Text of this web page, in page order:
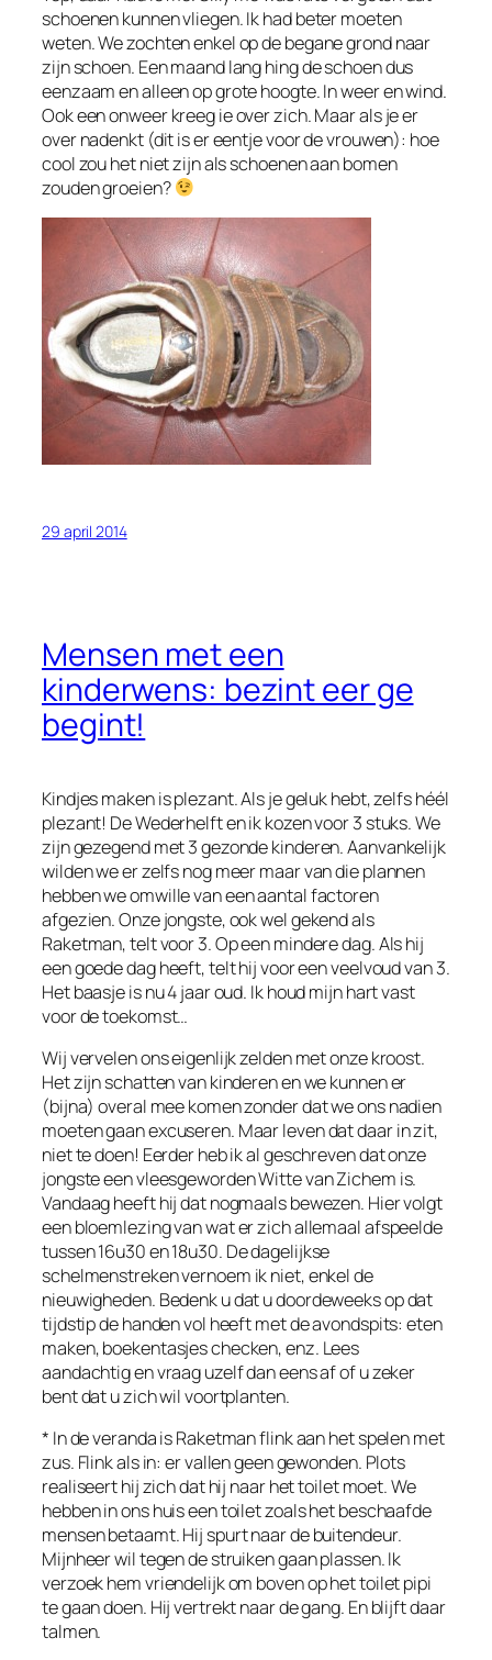
schoenen kunnen vliegen. Ik had beter moeten
weten. We zochten enkel op de begane grond naar
zijn schoen. Een maand lang hing de schoen dus
eenzaam en alleen op grote hoogte. In weer en wind.
Ook een onweer kreeg ie over zich. Maar als je er
over nadenkt (dit is er eentje voor de vrouwen): hoe
cool zou het niet zijn als schoenen aan bomen
zouden groeien?
29 april 2014
Mensen met een
kinderwens: bezint eer ge
begint!
Kindjes maken is plezant. Als je geluk hebt, zelfs héél
plezant! De Wederhelft en ik kozen voor 3 stuks. We
zijn gezegend met 3 gezonde kinderen. Aanvankelijk
wilden we er zelfs nog meer maar van die plannen
hebben we omwille van een aantal factoren
afgezien. Onze jongste, ook wel gekend als
Raketman, telt voor 3. Op een mindere dag. Als hij
een goede dag heeft, telt hij voor een veelvoud van 3.
Het baasje is nu 4 jaar oud. Ik houd mijn hart vast
voor de toekomst…
Wij vervelen ons eigenlijk zelden met onze kroost.
Het zijn schatten van kinderen en we kunnen er
(bijna) overal mee komen zonder dat we ons nadien
moeten gaan excuseren. Maar leven dat daar in zit,
niet te doen! Eerder heb ik al geschreven dat onze
jongste een vleesgeworden Witte van Zichem is.
Vandaag heeft hij dat nogmaals bewezen. Hier volgt
een bloemlezing van wat er zich allemaal afspeelde
tussen 16u30 en 18u30. De dagelijkse
schelmenstreken vernoem ik niet, enkel de
nieuwigheden. Bedenk u dat u doordeweeks op dat
tijdstip de handen vol heeft met de avondspits: eten
maken, boekentasjes checken, enz. Lees
aandachtig en vraag uzelf dan eens af of u zeker
bent dat u zich wil voortplanten.
* In de veranda is Raketman flink aan het spelen met
zus. Flink als in: er vallen geen gewonden. Plots
realiseert hij zich dat hij naar het toilet moet. We
hebben in ons huis een toilet zoals het beschaafde
mensen betaamt. Hij spurt naar de buitendeur.
Mijnheer wil tegen de struiken gaan plassen. Ik
verzoek hem vriendelijk om boven op het toilet pipi
te gaan doen. Hij vertrekt naar de gang. En blijft daar
talmen.